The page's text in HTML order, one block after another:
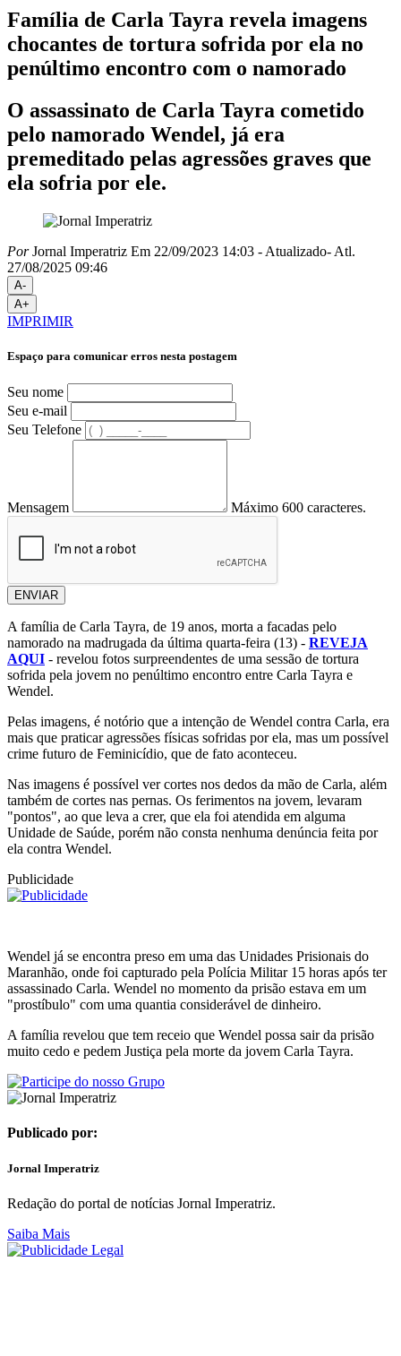
Família de Carla Tayra revela imagens
chocantes de tortura sofrida por ela no
penúltimo encontro com o namorado
O assassinato de Carla Tayra cometido
pelo namorado Wendel, já era
premeditado pelas agressões graves que
ela sofria por ele.
PorJornal Imperatriz Em 22/09/2023 14:03 - Atualizado- Atl.
27/08/2025 09:46
A-
A+
IMPRIMIR
Espaço para comunicar erros nesta postagem
Seu nome
Seu e-mail
Seu Telefone
Mensagem Máximo 600 caracteres.
ENVIAR
A família de Carla Tayra, de 19 anos, morta a facadas pelo
namorado na madrugada da última quarta-feira (13) - REVEJA
AQUI - revelou fotos surpreendentes de uma sessão de tortura
sofrida pela jovem no penúltimo encontro entre Carla Tayra e
Wendel.
Pelas imagens, é notório que a intenção de Wendel contra Carla, era
mais que praticar agressões físicas sofridas por ela, mas um possível
crime futuro de Feminicídio, que de fato aconteceu.
Nas imagens é possível ver cortes nos dedos da mão de Carla, além
também de cortes nas pernas. Os ferimentos na jovem, levaram
"pontos", ao que leva a crer, que ela foi atendida em alguma
Unidade de Saúde, porém não consta nenhuma denúncia feita por
ela contra Wendel.
Publicidade
Wendel já se encontra preso em uma das Unidades Prisionais do
Maranhão, onde foi capturado pela Polícia Militar 15 horas após ter
assassinado Carla. Wendel no momento da prisão estava em um
"prostíbulo" com uma quantia considerável de dinheiro.
A família revelou que tem receio que Wendel possa sair da prisão
muito cedo e pedem Justiça pela morte da jovem Carla Tayra.
Publicado por:
Jornal Imperatriz
Redação do portal de notícias Jornal Imperatriz.
Saiba Mais